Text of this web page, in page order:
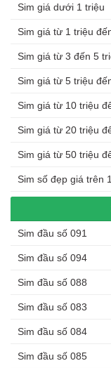
Sim giá dưới 1 triệu
Sim giá từ 1 triệu
Sim giá từ 3 đến 5
Sim giá từ 5 triệu
Sim giá từ 10 triệu
Sim giá từ 20 triệu
Sim giá từ 50 triệu
Sim số đẹp giá trên
Sim đầu số 091
Sim đầu số 094
Sim đầu số 088
Sim đầu số 083
Sim đầu số 084
Sim đầu số 085